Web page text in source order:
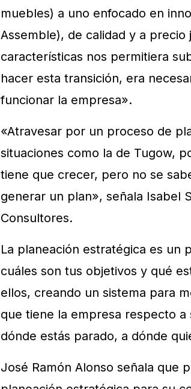
muebles) a uno enfocado en
Assemble), de calidad y a
características nos permitiera
hacer esta transición, era
funcionar la empresa».
«Atravesar por un proceso de
situaciones como la de Tugow,
tiene que crecer, pero no se
generar un plan», señala Isabel
Consultores.
La planeación estratégica es un
cuáles son tus objetivos y qué
ellos, creando un sistema para
que tiene la empresa respecto
dónde estás parado, a dónde
José Ramón Alonso señala que